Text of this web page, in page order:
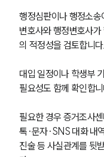
행정심판이나 행정소
변호사와 행정변호사
의 적정성을 검토합니다.
대입 일정이나 학생부
필요성도 함께 확인합니
필요한 경우 증거조사
톡·문자·SNS 대화 내
진술 등 사실관계를 뒷